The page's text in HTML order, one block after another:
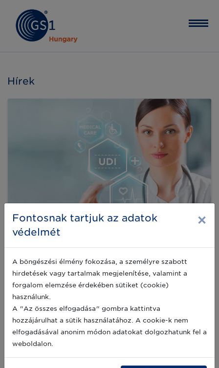
Hírek
egészségügyben, az UDI rendszer
kapcsán
Július 30-án tették közzé az Európai
Unió Hivatalos Lapjában, hogy a globális GS1
szabványszervezet további 5 évre megkapta
az UDI kibocsátói szervezet kijelölést.
Archív hírek >>
Fontosnak tartjuk az adatok
védelmét
×
A böngészési élmény fokozása, a személyre szabott
hirdetések vagy tartalmak megjelenítése, valamint a
forgalom elemzése érdekében sütiket (cookie)
használunk.
A "Az összes elfogadása" gombra kattintva
hozzájárulhat a sütik használatához. A cookie-k nem
elfogadásával anonim módon adatokat dolgozhatunk fel a
weboldalon.